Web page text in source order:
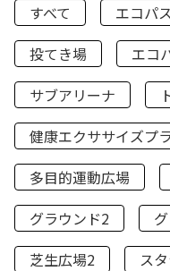
すべて エコパ
投てき場
エコ
サブアリーナ
健康エクササイズプ
多目的運動広場
グラウンド2
芝生広場2
ス